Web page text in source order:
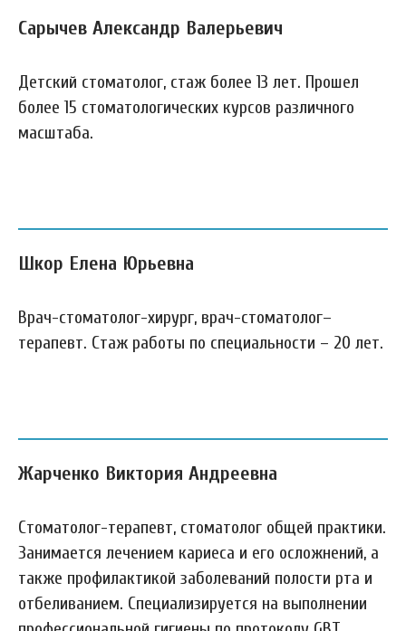
Сарычев Александр Валерьевич
Детский стоматолог, стаж более 13 лет. Прошел
более 15 стоматологических курсов различного
масштаба.
Шкор Елена Юрьевна
Врач-стоматолог-хирург, врач-стоматолог–
терапевт. Стаж работы по специальности – 20 лет.
Жарченко Виктория Андреевна
Стоматолог-терапевт, стоматолог общей практики.
Занимается лечением кариеса и его осложнений, а
также профилактикой заболеваний полости рта и
отбеливанием. Специализируется на выполнении